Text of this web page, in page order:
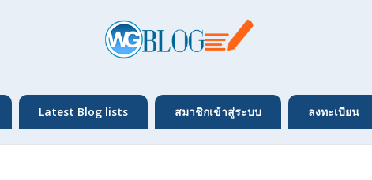
Latest Blog lists สมาชิกเข้าสู่ระบบ ลงทะเบียน